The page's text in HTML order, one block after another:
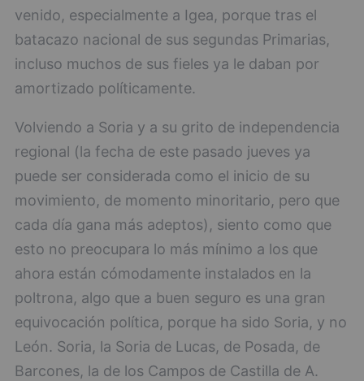
venido, especialmente a Igea, porque tras el
batacazo nacional de sus segundas Primarias,
incluso muchos de sus fieles ya le daban por
amortizado políticamente.
Volviendo a Soria y a su grito de independencia
regional (la fecha de este pasado jueves ya
puede ser considerada como el inicio de su
movimiento, de momento minoritario, pero que
cada día gana más adeptos), siento como que
esto no preocupara lo más mínimo a los que
ahora están cómodamente instalados en la
poltrona, algo que a buen seguro es una gran
equivocación política, porque ha sido Soria, y no
León. Soria, la Soria de Lucas, de Posada, de
Barcones, la de los Campos de Castilla de A.